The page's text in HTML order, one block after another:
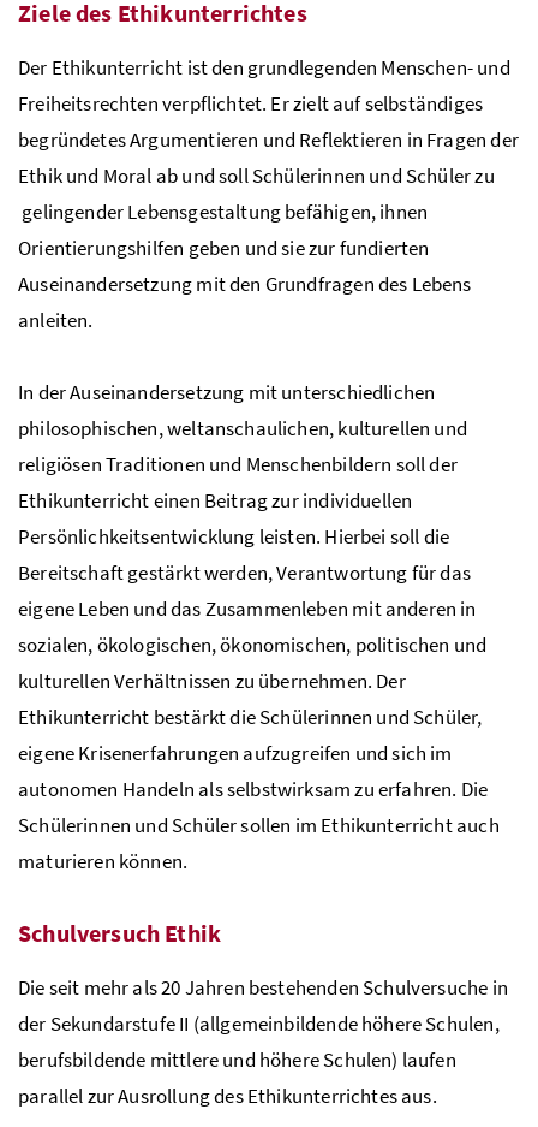
Ziele des Ethikunterrichtes
Der Ethikunterricht ist den grundlegenden Menschen- und
Freiheitsrechten verpflichtet. Er zielt auf selbständiges
begründetes Argumentieren und Reflektieren in Fragen der
Ethik und Moral ab und soll Schülerinnen und Schüler zu
gelingender Lebensgestaltung befähigen, ihnen
Orientierungshilfen geben und sie zur fundierten
Auseinandersetzung mit den Grundfragen des Lebens
anleiten.
In der Auseinandersetzung mit unterschiedlichen
philosophischen, weltanschaulichen, kulturellen und
religiösen Traditionen und Menschenbildern soll der
Ethikunterricht einen Beitrag zur individuellen
Persönlichkeitsentwicklung leisten. Hierbei soll die
Bereitschaft gestärkt werden, Verantwortung für das
eigene Leben und das Zusammenleben mit anderen in
sozialen, ökologischen, ökonomischen, politischen und
kulturellen Verhältnissen zu übernehmen. Der
Ethikunterricht bestärkt die Schülerinnen und Schüler,
eigene Krisenerfahrungen aufzugreifen und sich im
autonomen Handeln als selbstwirksam zu erfahren. Die
Schülerinnen und Schüler sollen im Ethikunterricht auch
maturieren können.
Schulversuch Ethik
Die seit mehr als 20 Jahren bestehenden Schulversuche in
der Sekundarstufe II (allgemeinbildende höhere Schulen,
berufsbildende mittlere und höhere Schulen) laufen
parallel zur Ausrollung des Ethikunterrichtes aus.